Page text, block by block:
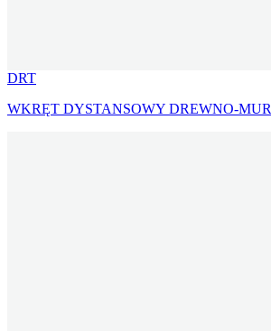
DRT
WKRĘT DYSTANSOWY DREWNO-MUR